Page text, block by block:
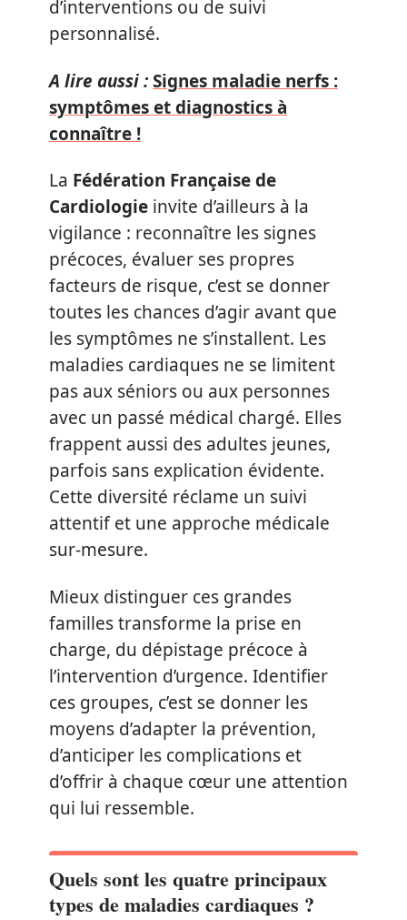
d’interventions ou de suivi
personnalisé.
A lire aussi :Signes maladie nerfs :
symptômes et diagnostics à
connaître !
La Fédération Française de
Cardiologie invite d’ailleurs à la
vigilance : reconnaître les signes
précoces, évaluer ses propres
facteurs de risque, c’est se donner
toutes les chances d’agir avant que
les symptômes ne s’installent. Les
maladies cardiaques ne se limitent
pas aux séniors ou aux personnes
avec un passé médical chargé. Elles
frappent aussi des adultes jeunes,
parfois sans explication évidente.
Cette diversité réclame un suivi
attentif et une approche médicale
sur-mesure.
Mieux distinguer ces grandes
familles transforme la prise en
charge, du dépistage précoce à
l’intervention d’urgence. Identifier
ces groupes, c’est se donner les
moyens d’adapter la prévention,
d’anticiper les complications et
d’offrir à chaque cœur une attention
qui lui ressemble.
Quels sont les quatre principaux
types de maladies cardiaques ?